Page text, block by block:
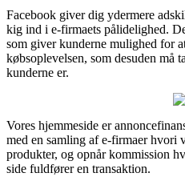
Facebook giver dig ydermere
kig ind i e-firmaets pålidelighed.
som giver kunderne mulighed for
købsoplevelsen, som desuden må
kunderne er.
Vores hjemmeside er
med en samling af e-firmaer hvori
produkter, og opnår kommission
side fuldfører en transaktion.